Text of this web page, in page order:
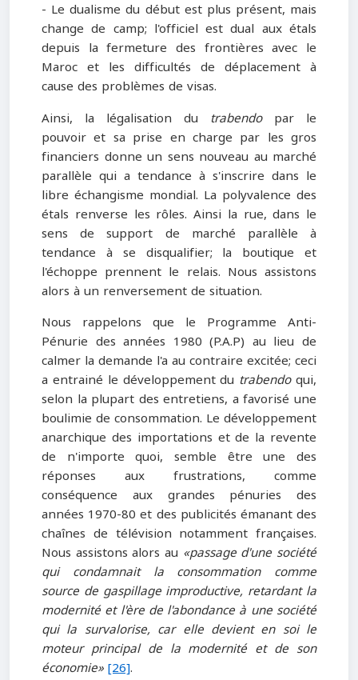
- Le dualisme du début est plus présent, mais
change de camp; l'officiel est dual aux étals
depuis la fermeture des frontières avec le
Maroc et les difficultés de déplacement à
cause des problèmes de visas.
Ainsi, la légalisation du trabendopar le
pouvoir et sa prise en charge par les gros
financiers donne un sens nouveau au marché
parallèle qui a tendance à s'inscrire dans le
libre échangisme mondial. La polyvalence des
étals renverse les rôles. Ainsi la rue, dans le
sens de support de marché parallèle à
tendance à se disqualifier; la boutique et
l'échoppe prennent le relais. Nous assistons
alors à un renversement de situation.
Nous rappelons que le Programme Anti-
Pénurie des années 1980 (P.A.P) au lieu de
calmer la demande l'a au contraire excitée; ceci
a entrainé le développement du trabendoqui,
selon la plupart des entretiens, a favorisé une
boulimie de consommation. Le développement
anarchique des importations et de la revente
de n'importe quoi, semble être une des
réponses aux frustrations, comme
conséquence aux grandes pénuries des
années 1970-80 et des publicités émanant des
chaînes de télévision notamment françaises.
Nous assistons alors au «passage d'une société
qui condamnait la consommation comme
source de gaspillage improductive, retardant la
modernité et l'ère de l'abondance à une société
qui la survalorise, car elle devient en soi le
moteur principal de la modernité et de son
économie»[26].